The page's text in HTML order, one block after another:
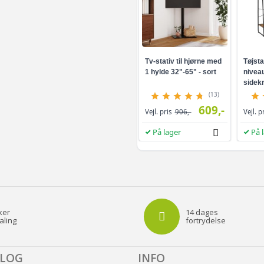
Sort - 1200 x 120
Antracitgrå - 1200
Grøn - 1200 x 160
Sort - 1200 x 160
Antracitgrå - 600
Antracitgrå - 1200
Tv-stativ til hjørne med
1 hylde 32"-65" - sort
(13)
Vejl. pris 906,- 609,-
På lager
brun/
Vejl.
På
14 dages
fortrydelse
INFO